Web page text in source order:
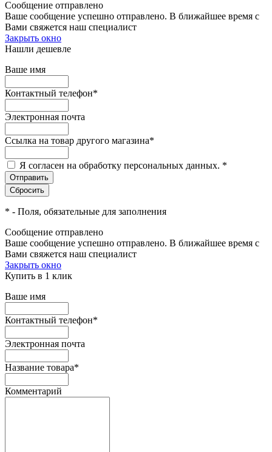
Сообщение отправлено
Ваше сообщение успешно отправлено. В ближайшее время с
Вами свяжется наш специалист
Закрыть окно
Нашли дешевле
Ваше имя
Контактный телефон*
Электронная почта
Ссылка на товар другого магазина*
Я согласен на обработку персональных данных. *
* - Поля, обязательные для заполнения
Сообщение отправлено
Ваше сообщение успешно отправлено. В ближайшее время с
Вами свяжется наш специалист
Закрыть окно
Купить в 1 клик
Ваше имя
Контактный телефон*
Электронная почта
Название товара*
Комментарий